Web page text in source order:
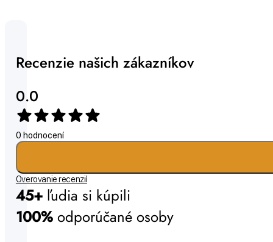
Recenzie našich zákazníkov
0.0
0 hodnocení
Overovanie recenzií
45+ ľudia si kúpili
100% odporúčané osoby